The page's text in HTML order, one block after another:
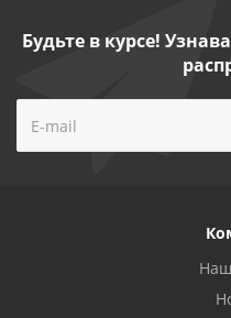
Будьте в курсе!